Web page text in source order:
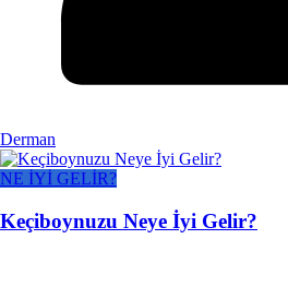
Derman
NE İYİ GELİR?
Keçiboynuzu Neye İyi Gelir?